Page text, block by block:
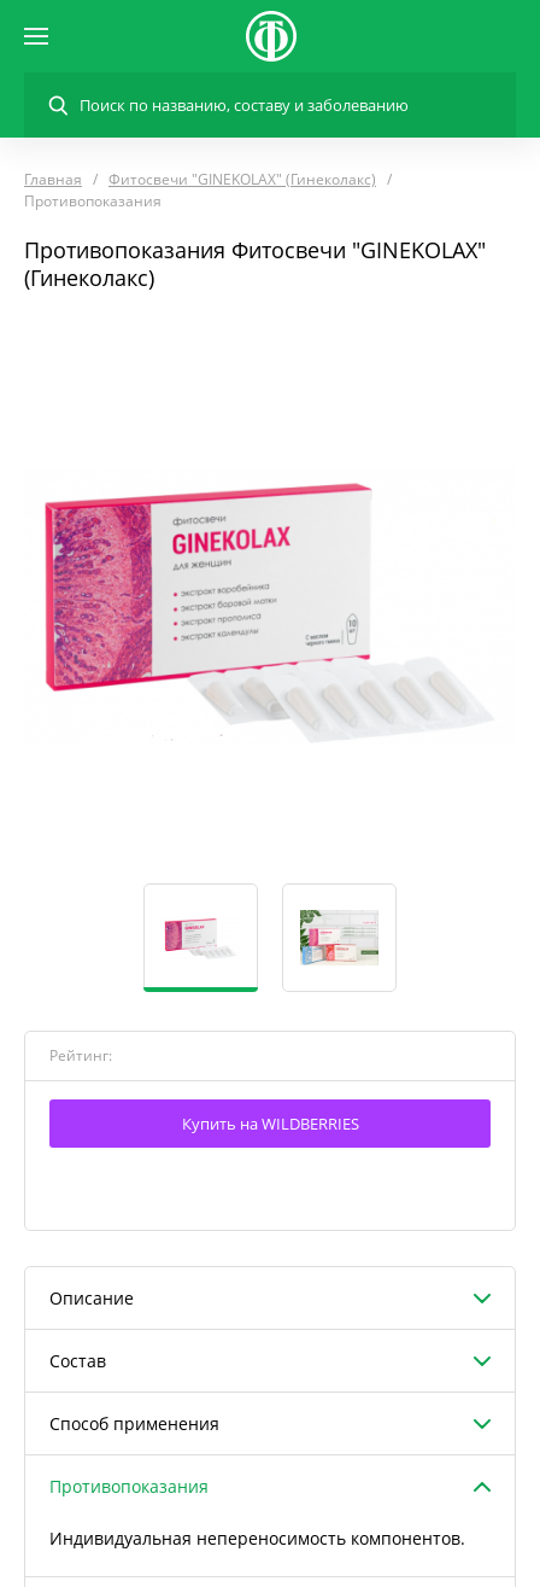
Главная
Фитосвечи "GINEKOLAX" (Гинеколакс)
Противопоказания
Противопоказания Фитосвечи "GINEKOLAX"
(Гинеколакс)
Рейтинг:
Купить на WILDBERRIES
Описание
Состав
Способ применения
Противопоказания
Индивидуальная непереносимость компонентов.